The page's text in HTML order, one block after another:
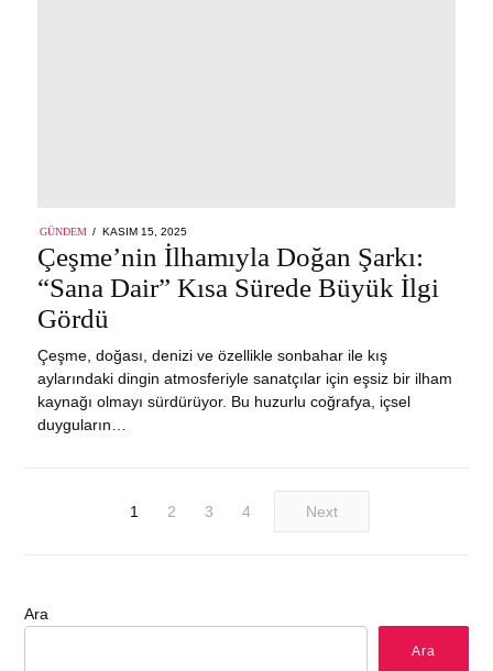
GÜNDEM
POSTED
ON
KASIM 15, 2025
Çeşme’nin İlhamıyla Doğan Şarkı:
“Sana Dair” Kısa Sürede Büyük İlgi
Gördü
Çeşme, doğası, denizi ve özellikle sonbahar ile kış
aylarındaki dingin atmosferiyle sanatçılar için eşsiz bir ilham
kaynağı olmayı sürdürüyor. Bu huzurlu coğrafya, içsel
duyguların…
1 2 3 4 Next
Ara
Ara